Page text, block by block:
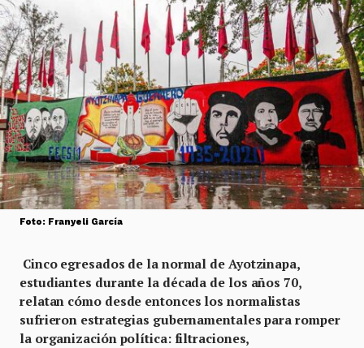
Foto: Franyeli García
Cinco egresados de la normal de Ayotzinapa,
estudiantes durante la década de los años 70,
relatan cómo desde entonces los normalistas
sufrieron estrategias gubernamentales para romper
la organización política: filtraciones,